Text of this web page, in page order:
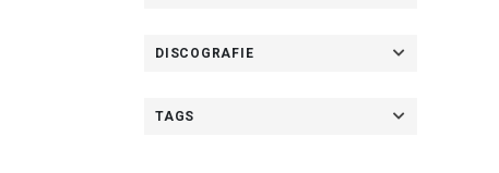
DISCOGRAFIE
TAGS